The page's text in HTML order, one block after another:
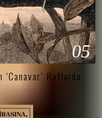
05
Raflarda